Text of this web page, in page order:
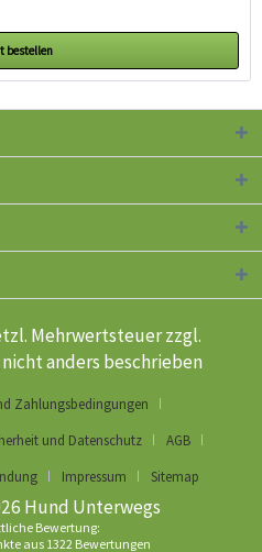
bestellen
Mehrwertsteuer zzgl.
nicht anders beschrieben
Zahlungsbedingungen
und Datenschutz
AGB
Impressum Sitemap
Hund Unterwegs
Bewertung:
aus 1322 Bewertungen